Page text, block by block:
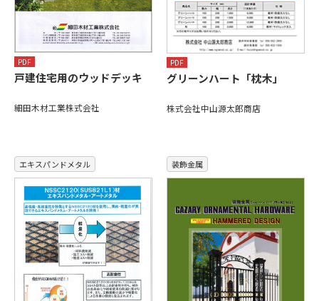
PDF
戸建住宅用のウッドデッキ
細田木材工業株式会社
PDF
グリーンハート「枕木」
株式会社中山源太郎商店
エキスパンドメタル 装飾金属